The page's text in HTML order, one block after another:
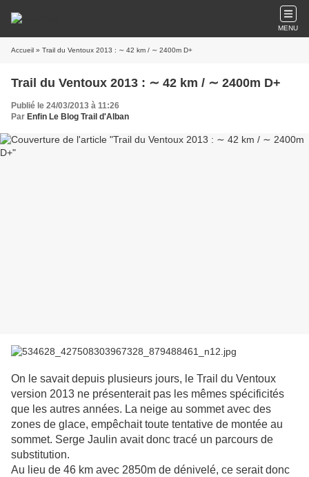
MENU
Accueil » Trail du Ventoux 2013 : ∼ 42 km / ∼ 2400m D+
Trail du Ventoux 2013 : ∼ 42 km / ∼ 2400m D+
Publié le 24/03/2013 à 11:26
Par Enfin Le Blog Trail d'Alban
On le savait depuis plusieurs jours, le Trail du Ventoux
version 2013 ne présenterait pas les mêmes spécificités
que les autres années. La neige au sommet avec des
zones de glace, empêchait toute tentative de montée au
sommet. Serge Jaulin avait donc tracé un parcours de
substitution.
Au lieu de 46 km avec 2850m de dénivelé, ce serait donc